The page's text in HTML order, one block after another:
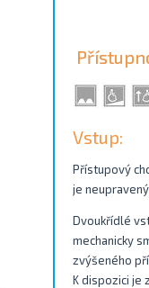
Vstup:
Přístupový
je
Dvoukřídlé
mechanicky
zvýšeného
K dispozici je